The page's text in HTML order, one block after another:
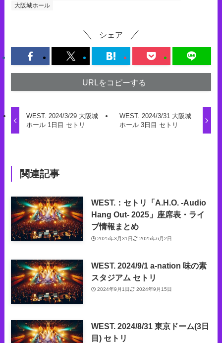
大阪城ホール
シェア
URLをコピーする
WEST. 2024/3/29 大阪城
ホール 1日目 セトリ
WEST. 2024/3/31 大阪城
ホール 3日目 セトリ
関連記事
WEST.：セトリ「A.H.O. -Audio
Hang Out- 2025」座席表・ライ
ブ情報まとめ
2025年3月31日 2025年6月2日
WEST. 2024/9/1 a-nation 味の素
スタジアム セトリ
2024年9月1日 2024年9月15日
WEST. 2024/8/31 東京ドーム(3日
目) セトリ